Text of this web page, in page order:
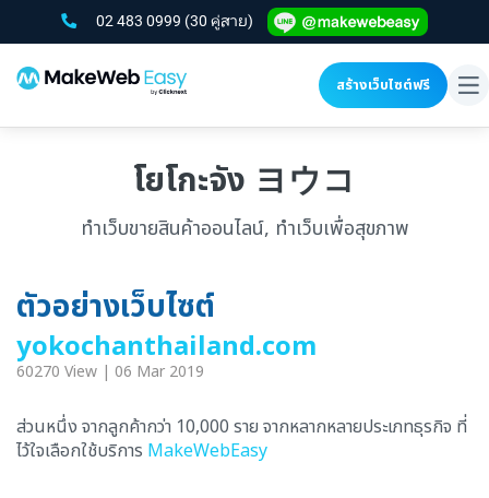
02 483 0999 (30 คู่สาย)
สร้างเว็บไซต์ฟรี
โยโกะจัง ヨウコ
ทำเว็บขายสินค้าออนไลน์, ทำเว็บเพื่อสุขภาพ
ตัวอย่างเว็บไซต์
yokochanthailand.com
60270 View | 06 Mar 2019
ส่วนหนึ่ง จากลูกค้ากว่า 10,000 ราย จากหลากหลายประเภทธุรกิจ ที่
ไว้ใจเลือกใช้บริการ MakeWebEasy